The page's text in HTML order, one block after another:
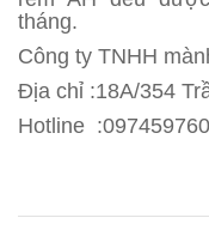
tháng.
Công ty TNHH
Địa chỉ :18A/354
Hotline